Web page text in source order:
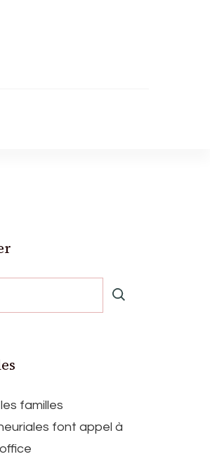
familles
font appel à